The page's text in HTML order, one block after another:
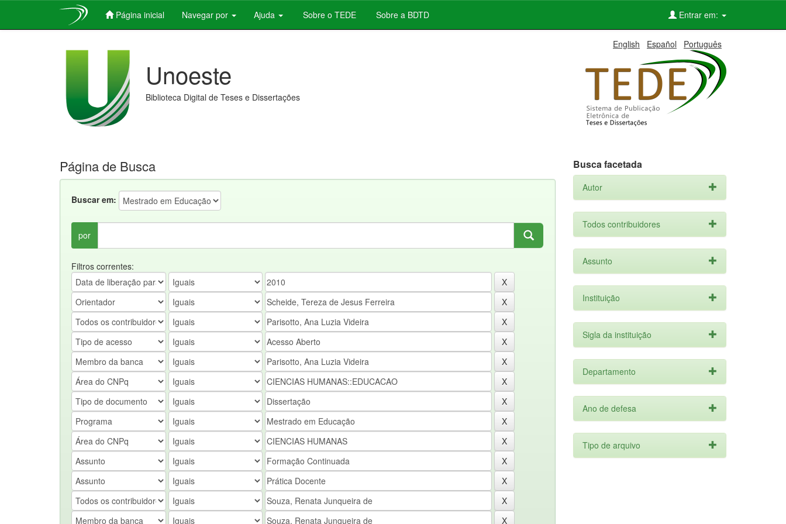
Página inicial Navegar por Ajuda Sobre o TEDE Sobre a BDTD Entrar em:
English Español Português
Unoeste
Biblioteca Digital de Teses e Dissertações
Página de Busca
Buscar em:
por
Filtros correntes:
Busca facetada
Autor
Todos contribuidores
Assunto
Instituição
Sigla da instituição
Departamento
Ano de defesa
Tipo de arquivo